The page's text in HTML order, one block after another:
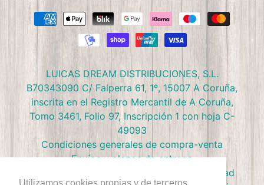
LUICAS DREAM DISTRIBUCIONES, S.L.
B70343090 C/ Falperra 61, 1º, 15007 A Coruña,
inscrita en el Registro Mercantil de A Coruña,
Tomo 3461, Folio 97, Inscripción 1 con hoja C-
49093
Condiciones generales de compra-venta
Envíos y plazos de entrega
Política de privacidad